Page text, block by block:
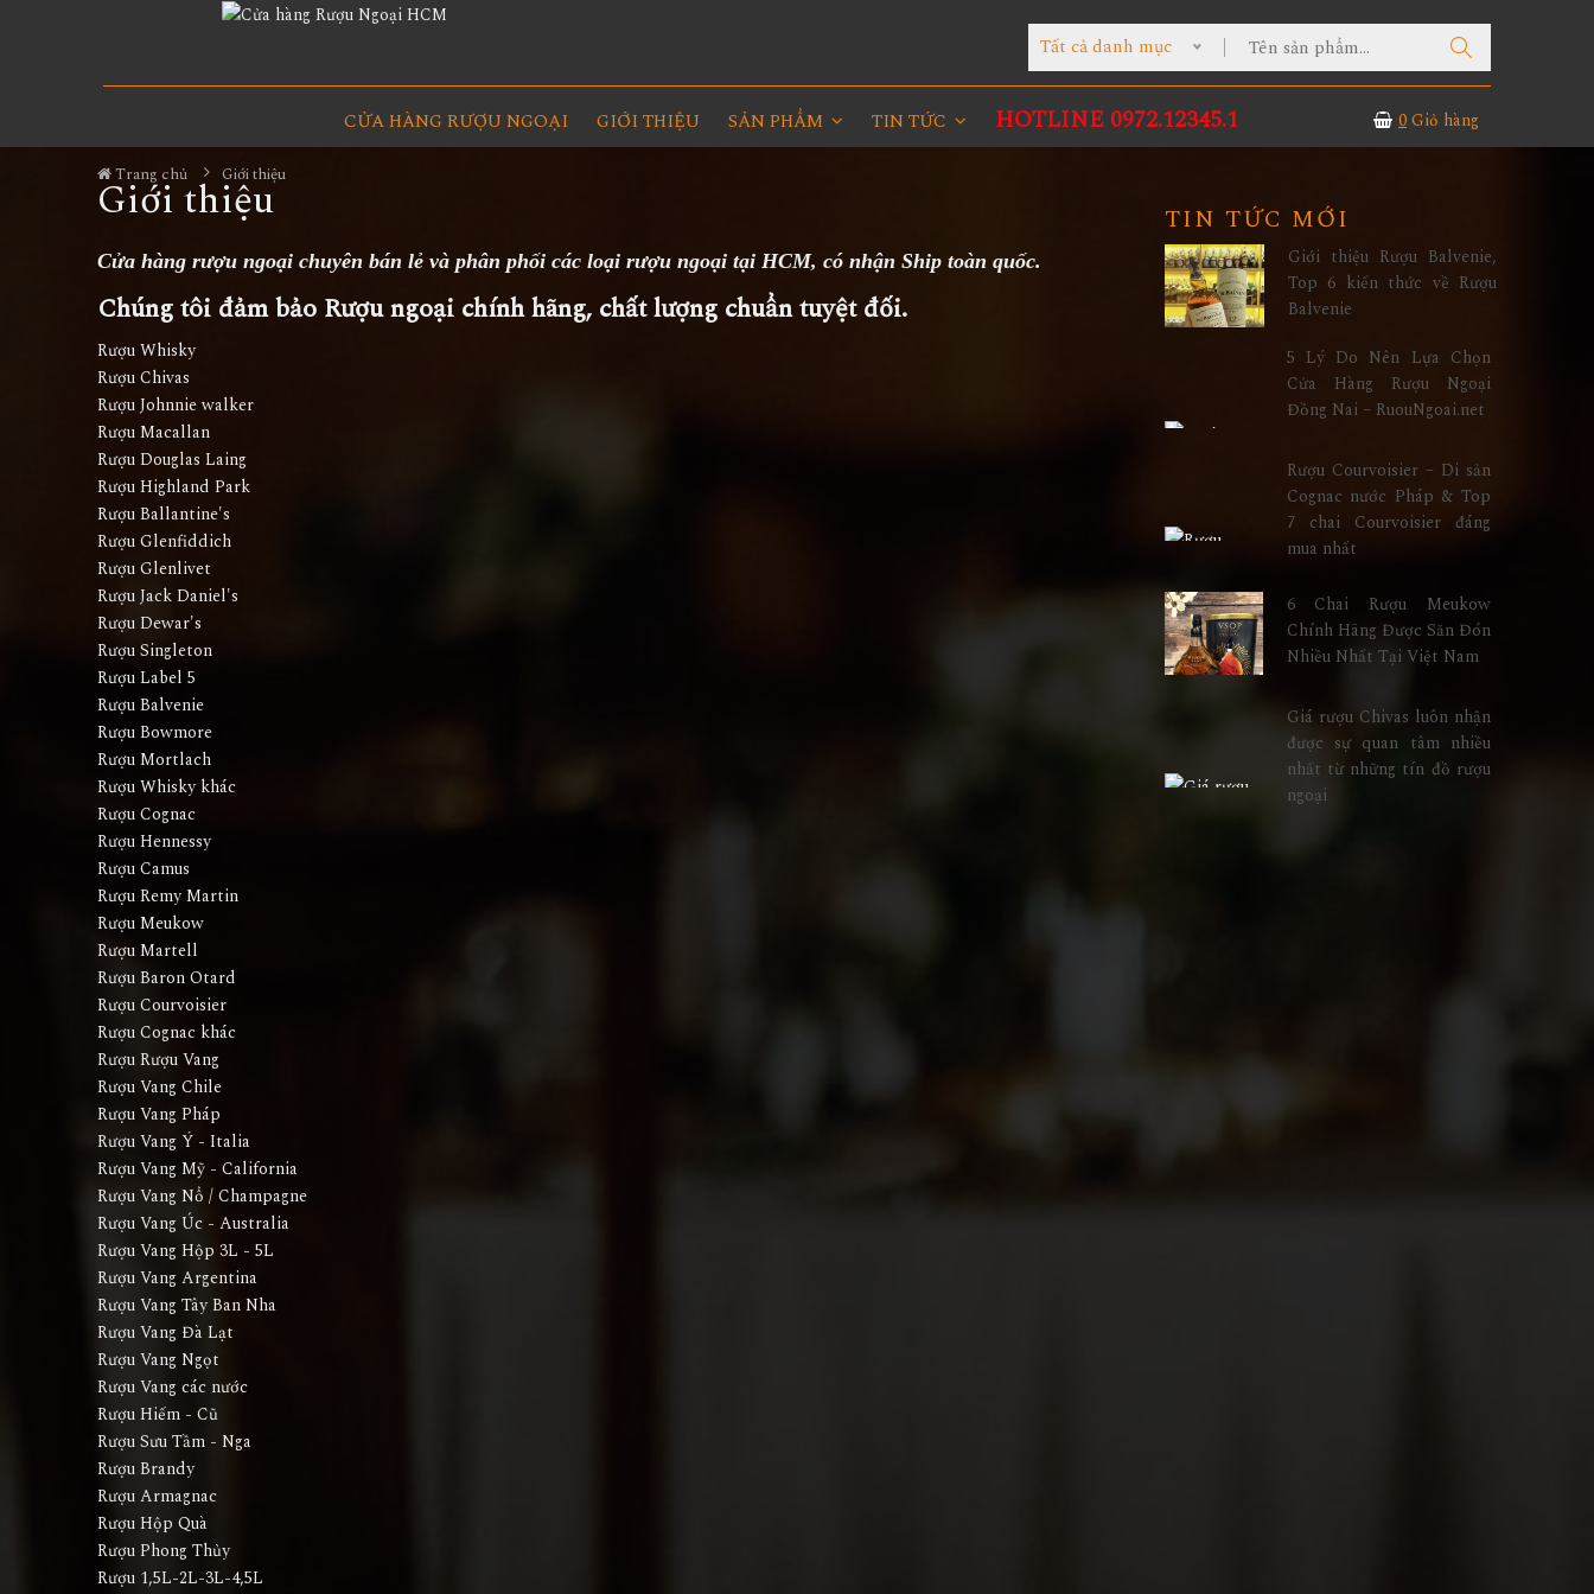
Tất cả danh mục
CỬA HÀNG RƯỢU NGOẠI GIỚI THIỆU SẢN PHẨM TIN TỨC HOTLINE 0972.12345.1 0Giỏ hàng
Trang chủ Giới thiệu
Giới thiệu
Cửa hàng rượu ngoại chuyên bán lẻ và phân phối các loại rượu ngoại tại HCM, có nhận Ship toàn quốc.
Chúng tôi đảm bảo Rượu ngoại chính hãng, chất lượng chuẩn tuyệt đối.
Rượu Whisky
Rượu Chivas
Rượu Johnnie walker
Rượu Macallan
Rượu Douglas Laing
Rượu Highland Park
Rượu Ballantine's
Rượu Glenfiddich
Rượu Glenlivet
Rượu Jack Daniel's
Rượu Dewar's
Rượu Singleton
Rượu Label 5
Rượu Balvenie
Rượu Bowmore
Rượu Mortlach
Rượu Whisky khác
Rượu Cognac
Rượu Hennessy
Rượu Camus
Rượu Remy Martin
Rượu Meukow
Rượu Martell
Rượu Baron Otard
Rượu Courvoisier
Rượu Cognac khác
Rượu Rượu Vang
Rượu Vang Chile
Rượu Vang Pháp
Rượu Vang Ý - Italia
Rượu Vang Mỹ - California
Rượu Vang Nổ / Champagne
Rượu Vang Úc - Australia
Rượu Vang Hộp 3L - 5L
Rượu Vang Argentina
Rượu Vang Tây Ban Nha
Rượu Vang Đà Lạt
Rượu Vang Ngọt
Rượu Vang các nước
Rượu Hiếm - Cũ
Rượu Sưu Tầm - Nga
Rượu Brandy
Rượu Armagnac
Rượu Hộp Quà
Rượu Phong Thủy
Rượu 1,5L-2L-3L-4,5L
TIN TỨC MỚI
Giới thiệu Rượu Balvenie,
Top 6 kiến thức về Rượu
Balvenie
5 Lý Do Nên Lựa Chọn
Cửa Hàng Rượu Ngoại
Đồng Nai – RuouNgoai.net
Rượu Courvoisier – Di sản
Cognac nước Pháp & Top
7 chai Courvoisier đáng
mua nhất
6 Chai Rượu Meukow
Chính Hãng Được Săn Đón
Nhiều Nhất Tại Việt Nam
Giá rượu Chivas luôn nhận
được sự quan tâm nhiều
nhất từ những tín đồ rượu
ngoại